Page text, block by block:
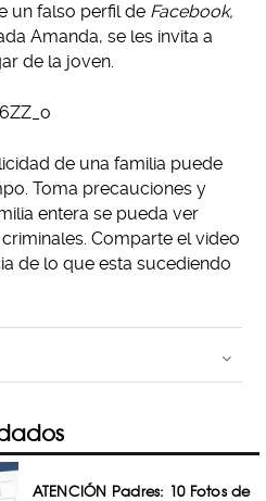
un falso perfil de Facebook,
Amanda, se les invita a
de la joven.
de una familia puede
Toma precauciones y
entera se pueda ver
Comparte el video
de lo que esta sucediendo
ATENCIÓN Padres: 10 Fotos de